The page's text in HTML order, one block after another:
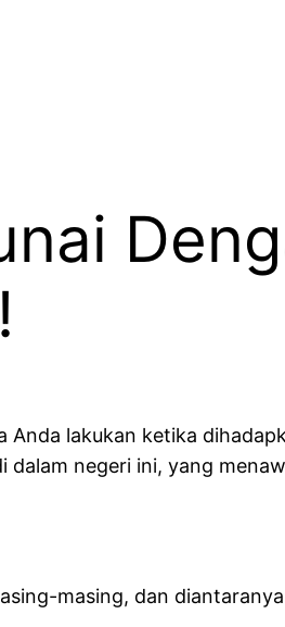
Anda lakukan ketika
negeri ini, yang
masing, dan